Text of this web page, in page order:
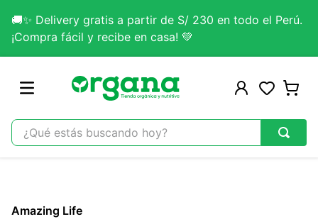
🚚✨ Delivery gratis a partir de S/ 230 en todo el Perú.
¡Compra fácil y recibe en casa! 💚
¿Qué estás buscando hoy?
2.
citrato magnesio
Amazing Life